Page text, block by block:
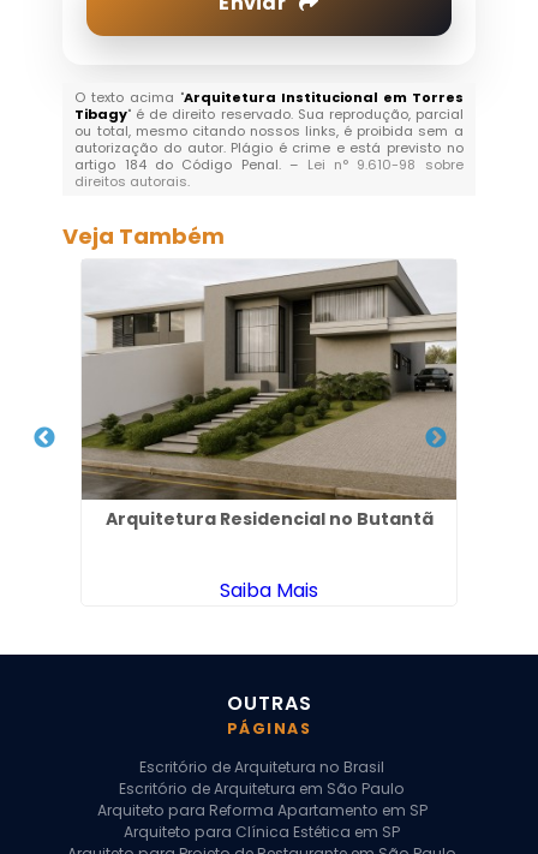
O texto acima "Arquitetura Institucional em Torres
Tibagy" é de direito reservado. Sua reprodução, parcial
ou total, mesmo citando nossos links, é proibida sem a
autorização do autor. Plágio é crime e está previsto no
artigo 184 do Código Penal. – Lei n° 9.610-98 sobre
direitos autorais.
Veja Também
Arquitetura Residencial no Butantã
Saiba Mais
OUTRAS
PÁGINAS
Escritório de Arquitetura no Brasil
Escritório de Arquitetura em São Paulo
Arquiteto para Reforma Apartamento em SP
Arquiteto para Clínica Estética em SP